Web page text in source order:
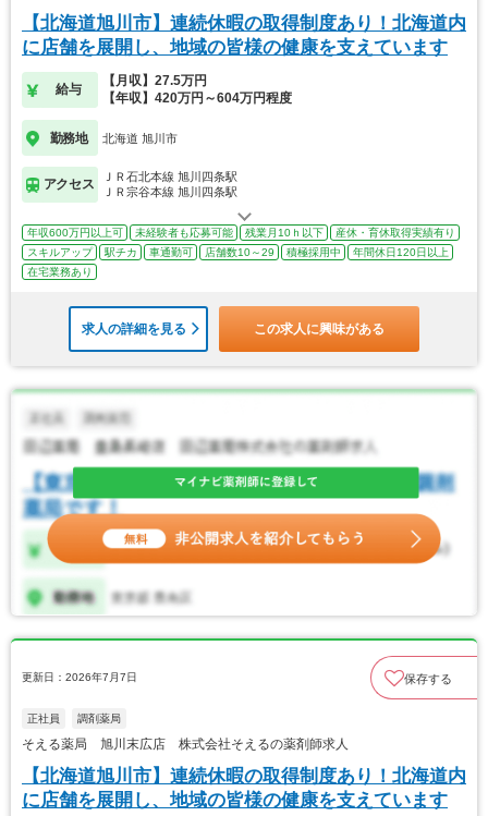
【北海道旭川市】連続休暇の取得制度あり！北海道内
に店舗を展開し、地域の皆様の健康を支えています
給与
【月収】27.5万円
【年収】420万円～604万円程度
勤務地 北海道 旭川市
アクセス
ＪＲ石北本線 旭川四条駅
ＪＲ宗谷本線 旭川四条駅
年収600万円以上可 未経験者も応募可能 残業月10ｈ以下
産休・育休取得実績有り
スキルアップ
駅チカ 車通勤可 店舗数10～29 積極採用中
年間休日120日以上
在宅業務あり
求人の詳細を見る この求人に興味がある
更新日：2026年7月7日 保存する
正社員 調剤薬局
そえる薬局 旭川末広店 株式会社そえるの薬剤師求人
【北海道旭川市】連続休暇の取得制度あり！北海道内
に店舗を展開し、地域の皆様の健康を支えています